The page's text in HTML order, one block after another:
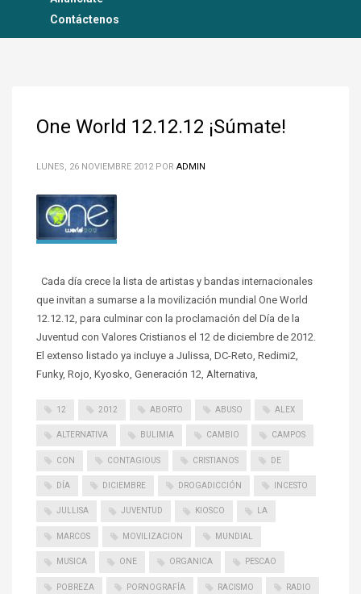
Contáctenos
One World 12.12.12 ¡Súmate!
LUNES, 26 NOVIEMBRE 2012 POR ADMIN
Cada día crece la lista de artistas y bandas internacionales
que invitan a sumarse a la movilización mundial One World
12.12.12, para culminar con la proclamación del Día de la
Juventud con Valores Cristianos el 12 de diciembre de 2012.
El extenso listado ya incluye a Julissa, DC-Reto, Redimi2,
Funky, Rojo, Kyosko, Generación 12, Alternativa,
12 2012 ABORTO ABUSO ALEX
ALTERNATIVA BULIMIA CAMBIO CAMPOS
CON CONTAGIOUS CRISTIANOS DE
DÍA DICIEMBRE DROGADICCIÓN INCESTO
JULLISA JUVENTUD KIOSCO LA
MARCOS MOVILIZACION MUNDIAL
MUSICA ONE ORGANICA PESCAO
POBREZA PORNOGRAFÍA RACISMO RADIO